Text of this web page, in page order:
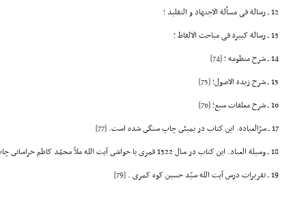
12 ـ رسالة فی مسألة الاجتهاد و التقلید ؛
13 ـ رسالة کبیرة فی مباحث الالفاظ ؛
14 ـ شرح منظومه ؛
[74]
15 ـ شرح زبدة الاصول؛
[75]
16 ـ شرح معلقات سبع؛
[76]
17 ـ سرّالعبادة. این کتاب در بمبئى چاپ سنگى شده است.
[77]
18 ـ وسیلة العباد. این کتاب در سال 1322 قمری با حواشى آیت الله ملاّ محمّد کاظم خراسانى چاپ سنگى شده است.
19 ـ تقریرات درس آیت الله سیّد حسین کوه کمرى .
[79]